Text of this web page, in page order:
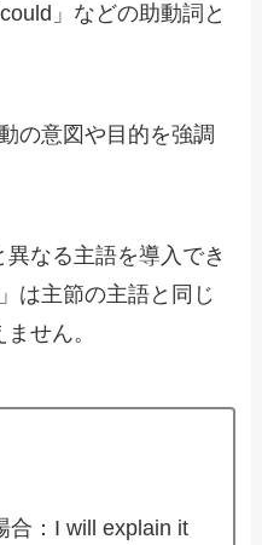
」などの助動詞と
の意図や目的を強調
なる主語を導入でき
は主節の主語と同じ
せん。
合：I will explain it